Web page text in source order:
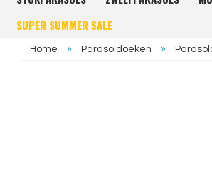
SUPER SUMMER SALE
Home » Parasoldoeken »